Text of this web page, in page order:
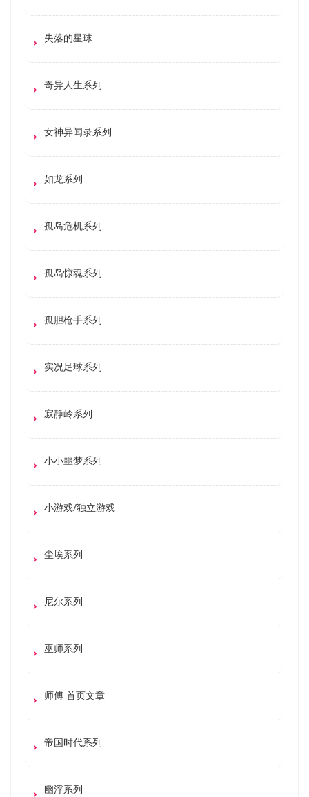
失落的星球
奇异人生系列
女神异闻录系列
如龙系列
孤岛危机系列
孤岛惊魂系列
孤胆枪手系列
实况足球系列
寂静岭系列
小小噩梦系列
小游戏/独立游戏
尘埃系列
尼尔系列
巫师系列
师傅 首页文章
帝国时代系列
幽浮系列